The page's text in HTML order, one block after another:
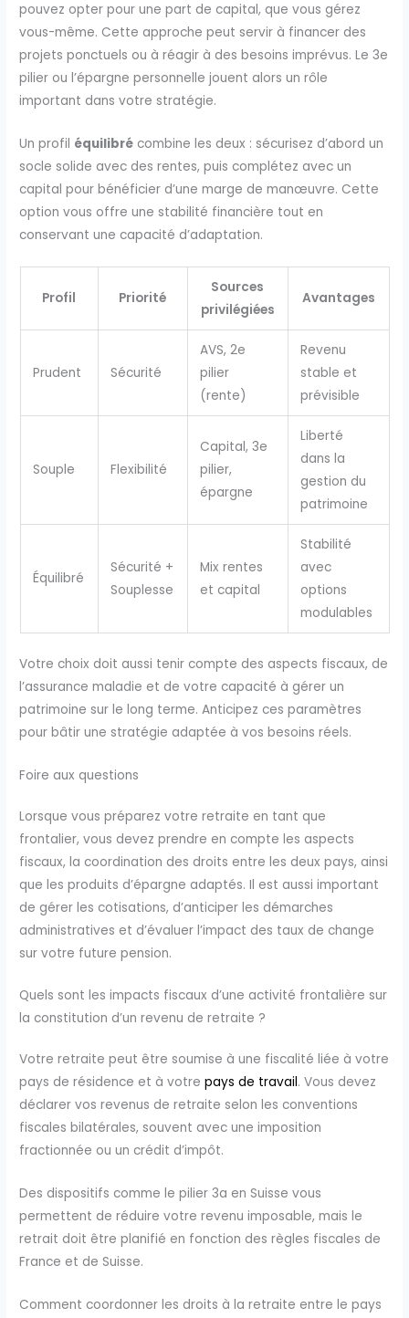
pouvez opter pour une part de capital, que vous gérez
vous-même. Cette approche peut servir à financer des
projets ponctuels ou à réagir à des besoins imprévus. Le 3e
pilier ou l’épargne personnelle jouent alors un rôle
important dans votre stratégie.
Un profil équilibré combine les deux : sécurisez d’abord un
socle solide avec des rentes, puis complétez avec un
capital pour bénéficier d’une marge de manœuvre. Cette
option vous offre une stabilité financière tout en
conservant une capacité d’adaptation.
Profil Priorité
Sources
privilégiées
Avantages
Prudent Sécurité
AVS, 2e
pilier
(rente)
Revenu
stable et
prévisible
Souple Flexibilité
Capital, 3e
pilier,
épargne
Liberté
dans la
gestion du
patrimoine
Équilibré
Sécurité +
Souplesse
Mix rentes
et capital
Stabilité
avec
options
modulables
Votre choix doit aussi tenir compte des aspects fiscaux, de
l’assurance maladie et de votre capacité à gérer un
patrimoine sur le long terme. Anticipez ces paramètres
pour bâtir une stratégie adaptée à vos besoins réels.
Foire aux questions
Lorsque vous préparez votre retraite en tant que
frontalier, vous devez prendre en compte les aspects
fiscaux, la coordination des droits entre les deux pays, ainsi
que les produits d’épargne adaptés. Il est aussi important
de gérer les cotisations, d’anticiper les démarches
administratives et d’évaluer l’impact des taux de change
sur votre future pension.
Quels sont les impacts fiscaux d’une activité frontalière sur
la constitution d’un revenu de retraite ?
Votre retraite peut être soumise à une fiscalité liée à votre
pays de résidence et à votrepays de travail. Vous devez
déclarer vos revenus de retraite selon les conventions
fiscales bilatérales, souvent avec une imposition
fractionnée ou un crédit d’impôt.
Des dispositifs comme le pilier 3a en Suisse vous
permettent de réduire votre revenu imposable, mais le
retrait doit être planifié en fonction des règles fiscales de
France et de Suisse.
Comment coordonner les droits à la retraite entre le pays